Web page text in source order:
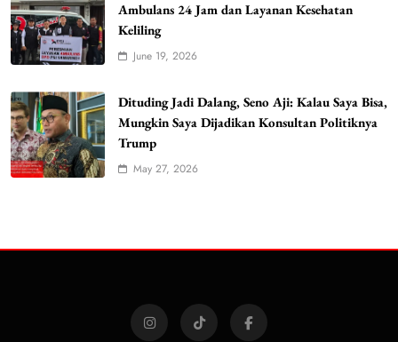
Ambulans 24 Jam dan Layanan Kesehatan
Keliling
June 19, 2026
Dituding Jadi Dalang, Seno Aji: Kalau Saya Bisa,
Mungkin Saya Dijadikan Konsultan Politiknya
Trump
May 27, 2026